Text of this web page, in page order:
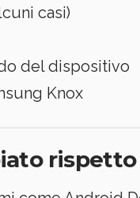
casi)
del dispositivo
Knox